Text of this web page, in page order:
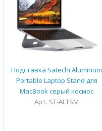
Подставка Satechi Aluminum
Portable Laptop Stand для
MacBook серый космос
Арт. ST-ALTSM